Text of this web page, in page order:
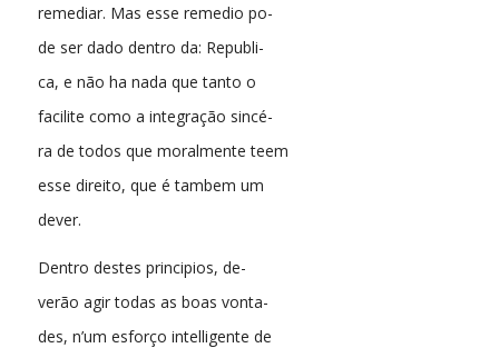
remediar. Mas esse remedio po-
de ser dado dentro da: Republi-
ca, e não ha nada que tanto o
facilite como a integração sincé-
ra de todos que moralmente teem
esse direito, que é tambem um
dever.
Dentro destes principios, de-
verão agir todas as boas vonta-
des, n’um esforço intelligente de